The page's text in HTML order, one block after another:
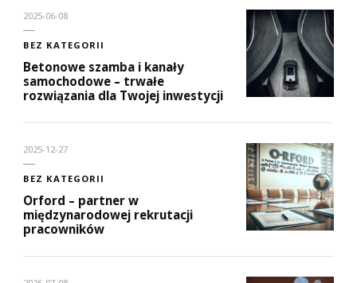
2025-06-08
BEZ KATEGORII
Betonowe szamba i kanały
samochodowe – trwałe
rozwiązania dla Twojej inwestycji
2025-12-27
BEZ KATEGORII
Orford – partner w
międzynarodowej rekrutacji
pracowników